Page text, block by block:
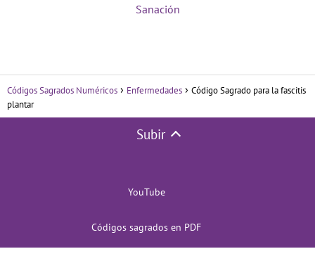
Sanación
Códigos Sagrados Numéricos Enfermedades
Código Sagrado para la fascitis
plantar
Subir
YouTube
Códigos sagrados en PDF